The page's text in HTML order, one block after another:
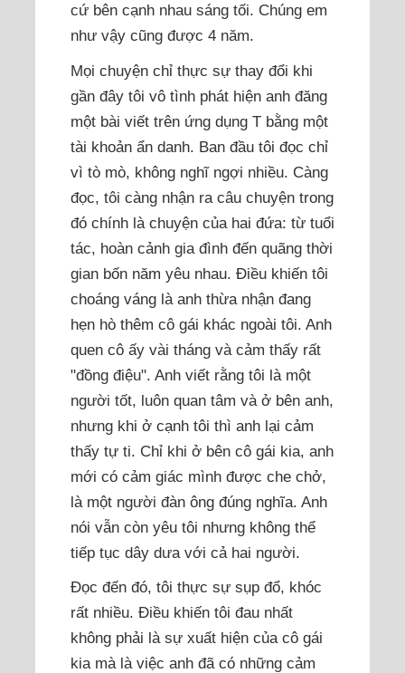
cứ bên cạnh nhau sáng tối. Chúng em
như vậy cũng được 4 năm.
Mọi chuyện chỉ thực sự thay đổi khi
gần đây tôi vô tình phát hiện anh đăng
một bài viết trên ứng dụng T bằng một
tài khoản ẩn danh. Ban đầu tôi đọc chỉ
vì tò mò, không nghĩ ngợi nhiều. Càng
đọc, tôi càng nhận ra câu chuyện trong
đó chính là chuyện của hai đứa: từ tuổi
tác, hoàn cảnh gia đình đến quãng thời
gian bốn năm yêu nhau. Điều khiến tôi
choáng váng là anh thừa nhận đang
hẹn hò thêm cô gái khác ngoài tôi. Anh
quen cô ấy vài tháng và cảm thấy rất
"đồng điệu". Anh viết rằng tôi là một
người tốt, luôn quan tâm và ở bên anh,
nhưng khi ở cạnh tôi thì anh lại cảm
thấy tự ti. Chỉ khi ở bên cô gái kia, anh
mới có cảm giác mình được che chở,
là một người đàn ông đúng nghĩa. Anh
nói vẫn còn yêu tôi nhưng không thể
tiếp tục dây dưa với cả hai người.
Đọc đến đó, tôi thực sự sụp đổ, khóc
rất nhiều. Điều khiến tôi đau nhất
không phải là sự xuất hiện của cô gái
kia mà là việc anh đã có những cảm